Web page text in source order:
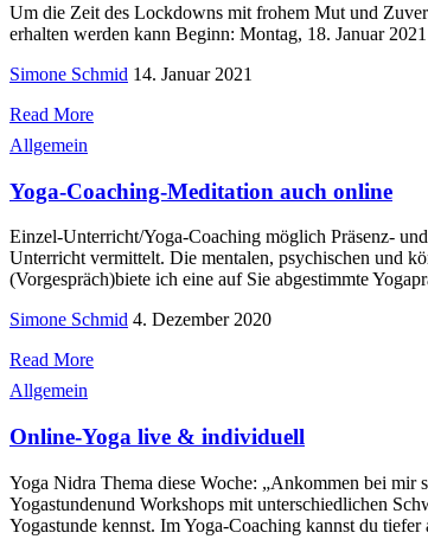
Um die Zeit des Lockdowns mit frohem Mut und
erhalten werden kann Beginn: Montag, 18. Januar
Simone Schmid 14. Januar 2021
Read More
Allgemein
Yoga-Coaching-Meditation auch online
Einzel-Unterricht/Yoga-Coaching möglich Präsenz-
Unterricht vermittelt. Die mentalen, psychischen und
(Vorgespräch)biete ich eine auf Sie abgestimmte
Simone Schmid 4. Dezember 2020
Read More
Allgemein
Online-Yoga live & individuell
Yoga Nidra Thema diese Woche: „Ankommen bei mir
Yogastundenund Workshops mit unterschiedlichen
Yogastunde kennst. Im Yoga-Coaching kannst du tiefer